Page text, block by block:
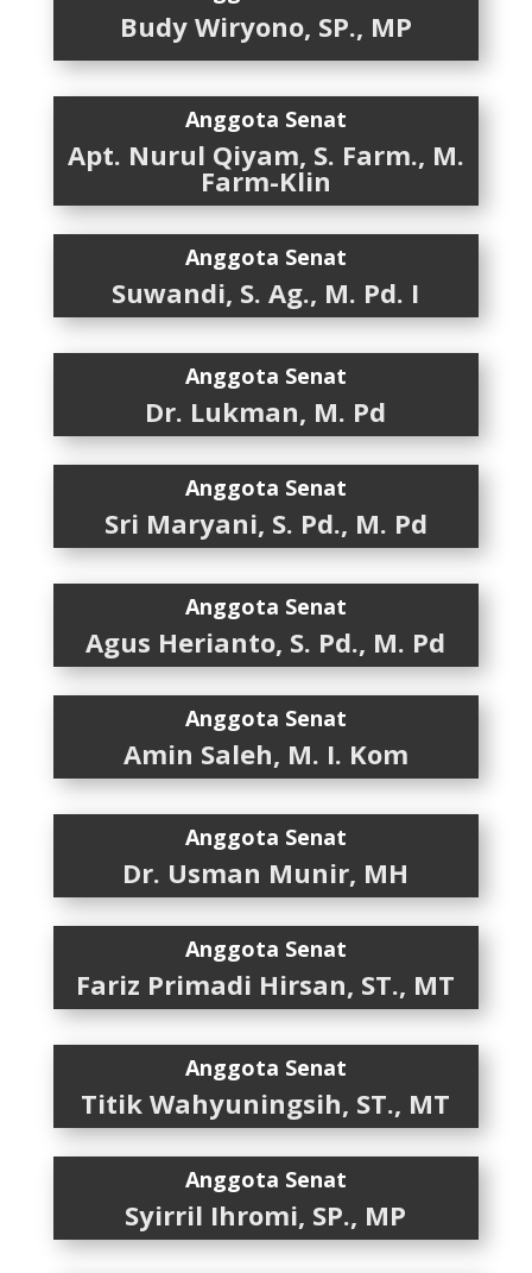
Budy Wiryono, SP., MP
Anggota Senat
Apt. Nurul Qiyam, S. Farm., M.
Farm-Klin
Anggota Senat
Suwandi, S. Ag., M. Pd. I
Anggota Senat
Dr. Lukman, M. Pd
Anggota Senat
Sri Maryani, S. Pd., M. Pd
Anggota Senat
Agus Herianto, S. Pd., M. Pd
Anggota Senat
Amin Saleh, M. I. Kom
Anggota Senat
Dr. Usman Munir, MH
Anggota Senat
Fariz Primadi Hirsan, ST., MT
Anggota Senat
Titik Wahyuningsih, ST., MT
Anggota Senat
Syirril Ihromi, SP., MP